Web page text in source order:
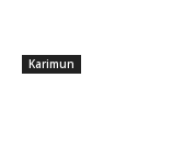
Karimun